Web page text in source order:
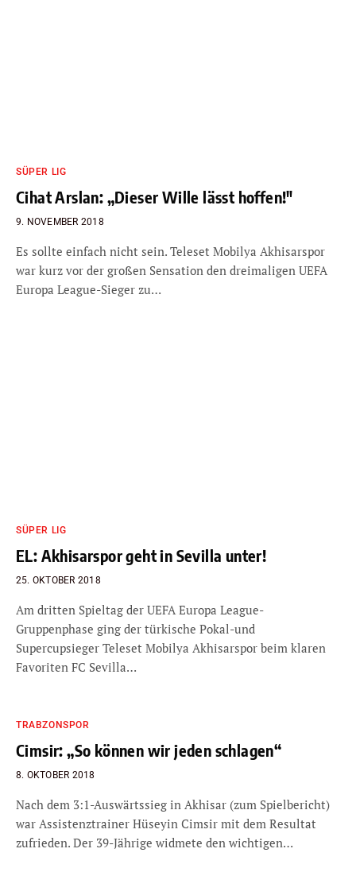
SÜPER LIG
Cihat Arslan: „Dieser Wille lässt hoffen!″
9. NOVEMBER 2018
Es sollte einfach nicht sein. Teleset Mobilya Akhisarspor
war kurz vor der großen Sensation den dreimaligen UEFA
Europa League-Sieger zu…
SÜPER LIG
EL: Akhisarspor geht in Sevilla unter!
25. OKTOBER 2018
Am dritten Spieltag der UEFA Europa League-
Gruppenphase ging der türkische Pokal-und
Supercupsieger Teleset Mobilya Akhisarspor beim klaren
Favoriten FC Sevilla…
TRABZONSPOR
Cimsir: „So können wir jeden schlagen“
8. OKTOBER 2018
Nach dem 3:1-Auswärtssieg in Akhisar (zum Spielbericht)
war Assistenztrainer Hüseyin Cimsir mit dem Resultat
zufrieden. Der 39-Jährige widmete den wichtigen…